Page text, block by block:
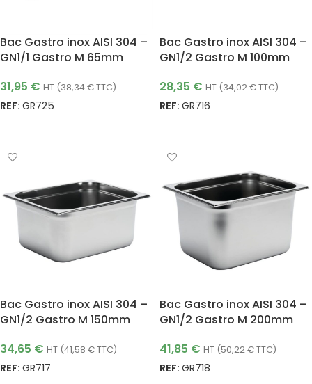
Bac Gastro inox AISI 304 –
GN1/1 Gastro M 65mm
31,95 € HT (38,34€TTC)
REF: GR725
Bac Gastro inox AISI 304 –
GN1/2 Gastro M 100mm
28,35 € HT (34,02€TTC)
REF: GR716
Bac Gastro inox AISI 304 –
GN1/2 Gastro M 150mm
34,65 € HT (41,58 €TTC)
REF: GR717
Bac Gastro inox AISI 304 –
GN1/2 Gastro M 200mm
41,85 € HT (50,22€TTC)
REF: GR718